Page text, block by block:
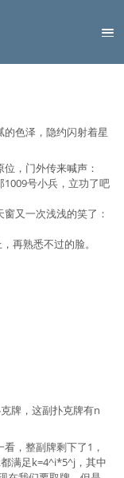
色泽，隐约闪射着星
，门外传来喊声：
号小兵，立功了吧
又一次浅浅的笑了：
再熟悉不过的脸。
牌，这副扑克牌有n
，整副牌剩下了1，
满足k=4^i*5^j，其中